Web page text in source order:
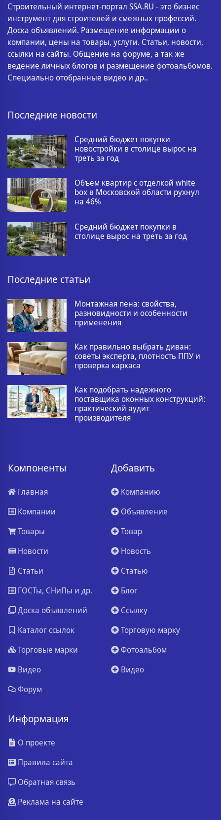
Строительный интернет-портал SSA.RU - это бизнес
инструмент для строителей и смежных профессий.
Доска объявлений. Размещение информации о
компании, цены на товары, услуги. Статьи, новости,
ссылки на сайты. Общение на форуме, а так же
ведение личных блогов и размещение фотоальбомов.
Специально отобранные видео и др..
Последние новости
Средний бюджет покупки
новостройки в столице вырос на
треть за год
Объем квартир с отделкой white
box в Московской области рухнул
на 46%
Средний бюджет покупки в
столице вырос на треть за год
Последние статьи
Монтажная пена: свойства,
разновидности и особенности
применения
Как правильно выбрать диван:
советы эксперта, плотность ППУ и
проверка каркаса
Как подобрать надежного
поставщика оконных конструкций:
практический аудит
производителя
Компоненты
Главная
Компании
Товары
Новости
Статьи
ГОСТы, СНиПы и др.
Доска объявлений
Каталог ссылок
Торговые марки
Видео
Форум
Добавить
Компанию
Объявление
Товар
Новость
Статью
Блог
Ссылку
Торговую марку
Фотоальбом
Видео
Информация
О проекте
Правила сайта
Обратная связь
Реклама на сайте